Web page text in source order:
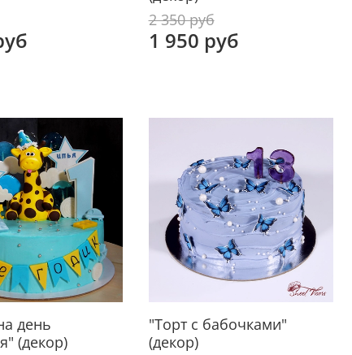
2 350 руб
1 950 руб
день
(декор)
"Торт с бабочками"
(декор)